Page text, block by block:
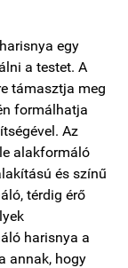
egy
a testet. A
támasztja meg
formálhatja
Az
alakformáló
és színű
térdig érő
harisnya a
annak, hogy